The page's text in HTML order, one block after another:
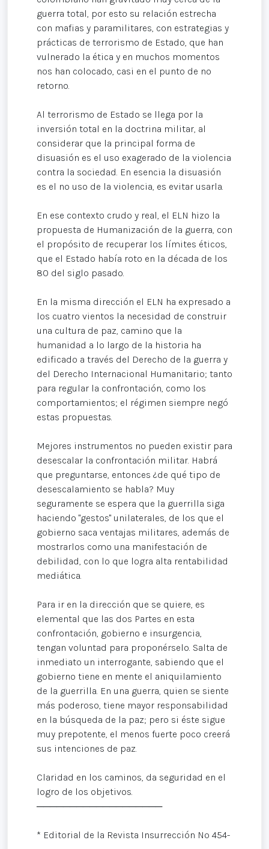
guerra total, por esto su relación estrecha
con mafias y paramilitares, con estrategias y
prácticas de terrorismo de Estado, que han
vulnerado la ética y en muchos momentos
nos han colocado, casi en el punto de no
retorno.
Al terrorismo de Estado se llega por la
inversión total en la doctrina militar, al
considerar que la principal forma de
disuasión es el uso exagerado de la violencia
contra la sociedad. En esencia la disuasión
es el no uso de la violencia, es evitar usarla.
En ese contexto crudo y real, el ELN hizo la
propuesta de Humanización de la guerra, con
el propósito de recuperar los límites éticos,
que el Estado había roto en la década de los
80 del siglo pasado.
En la misma dirección el ELN ha expresado a
los cuatro vientos la necesidad de construir
una cultura de paz, camino que la
humanidad a lo largo de la historia ha
edificado a través del Derecho de la guerra y
del Derecho Internacional Humanitario; tanto
para regular la confrontación, como los
comportamientos; el régimen siempre negó
estas propuestas.
Mejores instrumentos no pueden existir para
desescalar la confrontación militar. Habrá
que preguntarse, entonces ¿de qué tipo de
desescalamiento se habla? Muy
seguramente se espera que la guerrilla siga
haciendo "gestos" unilaterales, de los que el
gobierno saca ventajas militares, además de
mostrarlos como una manifestación de
debilidad, con lo que logra alta rentabilidad
mediática.
Para ir en la dirección que se quiere, es
elemental que las dos Partes en esta
confrontación, gobierno e insurgencia,
tengan voluntad para proponérselo. Salta de
inmediato un interrogante, sabiendo que el
gobierno tiene en mente el aniquilamiento
de la guerrilla. En una guerra, quien se siente
más poderoso, tiene mayor responsabilidad
en la búsqueda de la paz; pero si éste sigue
muy prepotente, el menos fuerte poco creerá
sus intenciones de paz.
Claridad en los caminos, da seguridad en el
logro de los objetivos.
───────────────────
* Editorial de la Revista Insurrección Nº 454-